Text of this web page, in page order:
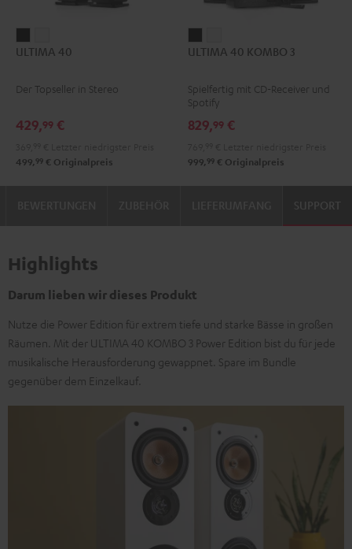
40 40
ULTIMA 40
Der Topseller in Stereo
429,99 €
499, 99 € Originalpreis
40
3
Schwarz
40
3
ULTIMA 40 KOMBO 3
Spielfertig mit CD-Receiver und
Spotify
829,99 €
999, 99 € Originalpreis
SUPPORT
Highlights
Darum lieben wir dieses Produkt
Nutze die Power Edition für extrem tiefe und starke Bässe in großen
Räumen. Mit der ULTIMA 40 KOMBO 3 Power Edition bist du für jede
musikalische Herausforderung gewappnet. Spare im Bundle
gegenüber dem Einzelkauf.